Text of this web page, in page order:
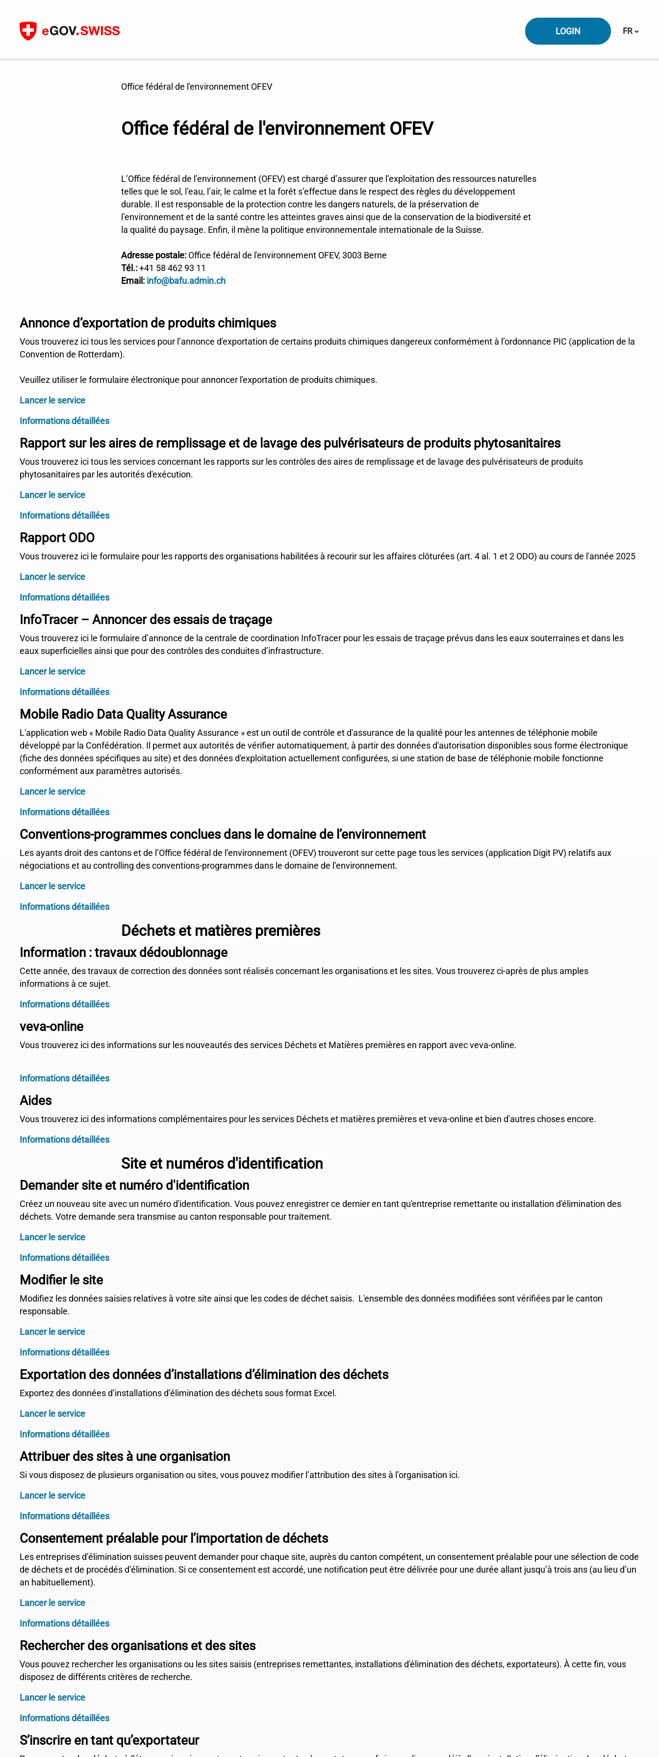
Vers le contenu
LOGIN Changer
FR
Office fédéral de l'environnement OFEV
Office fédéral de l'environnement OFEV
L’Office fédéral de l’environnement (OFEV) est chargé d’assurer que l’exploitation des ressources naturelles
telles que le sol, l’eau, l’air, le calme et la forêt s’effectue dans le respect des règles du développement
durable. Il est responsable de la protection contre les dangers naturels, de la préservation de
l’environnement et de la santé contre les atteintes graves ainsi que de la conservation de la biodiversité et
la qualité du paysage. Enfin, il mène la politique environnementale internationale de la Suisse.
Adresse postale: Office fédéral de l'environnement OFEV, 3003 Berne
Tél.:+41 58 462 93 11
Email: info@bafu.admin.ch
Annonce d’exportation de produits chimiques
Vous trouverez ici tous les services pour l’annonce d'exportation de certains produits chimiques dangereux conformément à l’ordonnance PIC (application de la
Convention de Rotterdam).
Veuillez utiliser le formulaire électronique pour annoncer l'exportation de produits chimiques.
Lancer le service
Informations détaillées
Rapport sur les aires de remplissage et de lavage des pulvérisateurs de produits phytosanitaires
Vous trouverez ici tous les services concernant les rapports sur les contrôles des aires de remplissage et de lavage des pulvérisateurs de produits
phytosanitaires par les autorités d'exécution.
Lancer le service
Informations détaillées
Rapport ODO
Vous trouverez ici le formulaire pour les rapports des organisations habilitées à recourir sur les affaires clôturées (art. 4 al. 1 et 2 ODO) au cours de l'année 2025
Lancer le service
Informations détaillées
InfoTracer – Annoncer des essais de traçage
Vous trouverez ici le formulaire d’annonce de la centrale de coordination InfoTracer pour les essais de traçage prévus dans les eaux souterraines et dans les
eaux superficielles ainsi que pour des contrôles des conduites d’infrastructure.
Lancer le service
Informations détaillées
Mobile Radio Data Quality Assurance
L'application web « Mobile Radio Data Quality Assurance » est un outil de contrôle et d'assurance de la qualité pour les antennes de téléphonie mobile
développé par la Confédération. Il permet aux autorités de vérifier automatiquement, à partir des données d'autorisation disponibles sous forme électronique
(fiche des données spécifiques au site) et des données d'exploitation actuellement configurées, si une station de base de téléphonie mobile fonctionne
conformément aux paramètres autorisés.
Lancer le service
Informations détaillées
Conventions-programmes conclues dans le domaine de l’environnement
Les ayants droit des cantons et de l’Office fédéral de l’environnement (OFEV) trouveront sur cette page tous les services (application Digit PV) relatifs aux
négociations et au controlling des conventions-programmes dans le domaine de l’environnement.
Lancer le service
Informations détaillées
Déchets et matières premières
Information : travaux dédoublonnage
Cette année, des travaux de correction des données sont réalisés concernant les organisations et les sites. Vous trouverez ci-après de plus amples
informations à ce sujet.
Informations détaillées
veva-online
Vous trouverez ici des informations sur les nouveautés des services Déchets et Matières premières en rapport avec veva-online.
Informations détaillées
Aides
Vous trouverez ici des informations complémentaires pour les services Déchets et matières premières et veva-online et bien d'autres choses encore.
Informations détaillées
Site et numéros d'identification
Demander site et numéro d'identification
Créez un nouveau site avec un numéro d'identification. Vous pouvez enregistrer ce dernier en tant qu'entreprise remettante ou installation d'élimination des
déchets. Votre demande sera transmise au canton responsable pour traitement.
Lancer le service
Informations détaillées
Modifier le site
Modifiez les données saisies relatives à votre site ainsi que les codes de déchet saisis. L'ensemble des données modifiées sont vérifiées par le canton
responsable.
Lancer le service
Informations détaillées
Exportation des données d’installations d’élimination des déchets
Exportez des données d’installations d’élimination des déchets sous format Excel.
Lancer le service
Informations détaillées
Attribuer des sites à une organisation
Si vous disposez de plusieurs organisation ou sites, vous pouvez modifier l’attribution des sites à l’organisation ici.
Lancer le service
Informations détaillées
Consentement préalable pour l’importation de déchets
Les entreprises d’élimination suisses peuvent demander pour chaque site, auprès du canton compétent, un consentement préalable pour une sélection de code
de déchets et de procédés d’élimination. Si ce consentement est accordé, une notification peut être délivrée pour une durée allant jusqu’à trois ans (au lieu d’un
an habituellement).
Lancer le service
Informations détaillées
Rechercher des organisations et des sites
Vous pouvez rechercher les organisations ou les sites saisis (entreprises remettantes, installations d'élimination des déchets, exportateurs). À cette fin, vous
disposez de différents critères de recherche.
Lancer le service
Informations détaillées
S’inscrire en tant qu’exportateur